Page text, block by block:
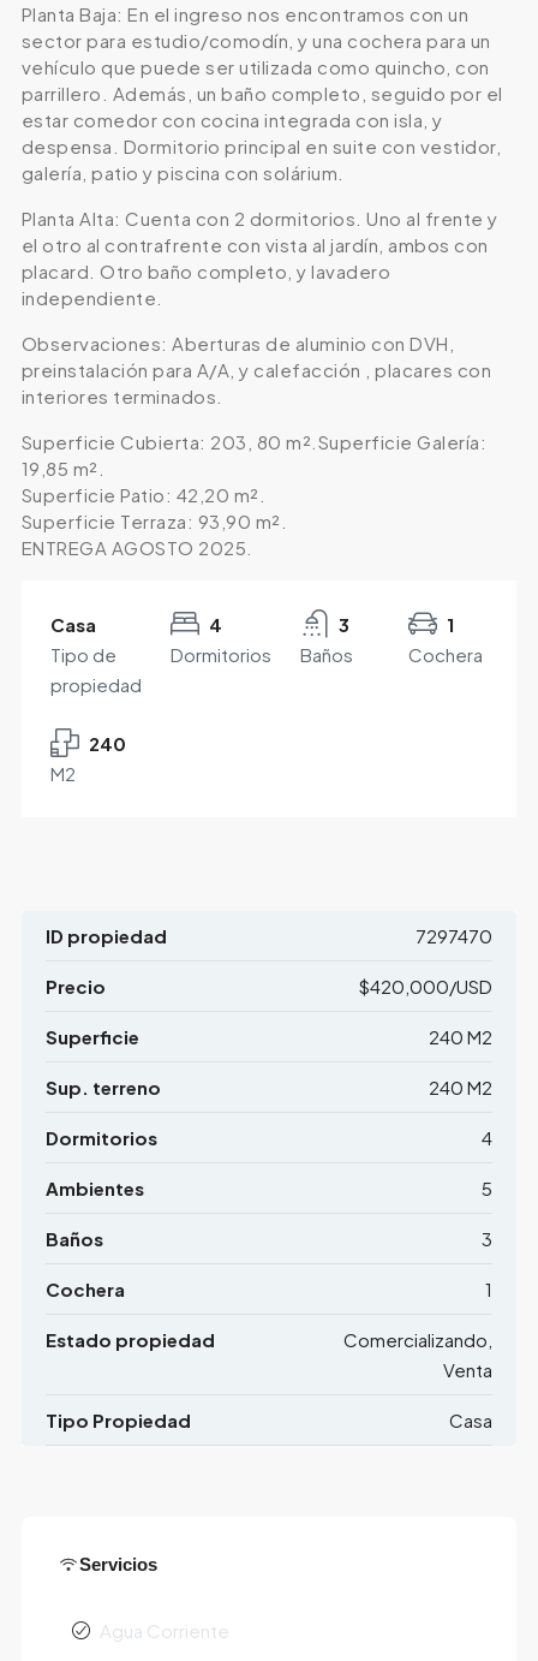
Planta Baja: En el ingreso nos encontramos con un
sector para estudio/comodín, y una cochera para un
vehículo que puede ser utilizada como quincho, con
parrillero. Además, un baño completo, seguido por el
estar comedor con cocina integrada con isla, y
despensa. Dormitorio principal en suite con vestidor,
galería, patio y piscina con solárium.
Planta Alta: Cuenta con 2 dormitorios. Uno al frente y
el otro al contrafrente con vista al jardín, ambos con
placard. Otro baño completo, y lavadero
independiente.
Observaciones: Aberturas de aluminio con DVH,
preinstalación para A/A, y calefacción , placares con
interiores terminados.
Superficie Cubierta: 203, 80 m².Superficie Galería:
19,85 m².
Superficie Patio: 42,20 m².
Superficie Terraza: 93,90 m².
ENTREGA AGOSTO 2025.
Casa
Tipo de
propiedad
4
Dormitorios
3
Baños
1
Cochera
240
M2
ID propiedad 7297470
Precio $420,000/USD
Superficie 240 M2
Sup. terreno 240 M2
Dormitorios 4
Ambientes 5
Baños 3
Cochera 1
Estado propiedad
Comercializando,
Venta
Tipo Propiedad Casa
Servicios
Agua Corriente